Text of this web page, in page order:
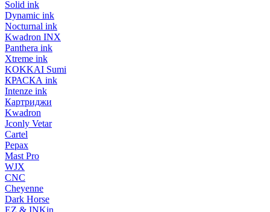
Solid ink
Dynamic ink
Nocturnal ink
Kwadron INX
Panthera ink
Xtreme ink
KOKKAI Sumi
КРАСКА ink
Intenze ink
Картриджи
Kwadron
Jconly Vetar
Cartel
Pepax
Mast Pro
WJX
CNC
Cheyenne
Dark Horse
EZ & INKin